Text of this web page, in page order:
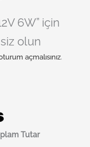
6W” için
olun
açmalısınız.
Tutar